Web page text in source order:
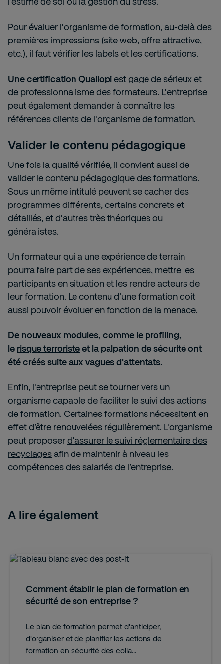
Pour évaluer l'organisme de formation, au-delà des
premières impressions (site web, offre attractive,
etc.), il faut vérifier les labels et les certifications.
Une certification Qualiopiest gage de sérieux et
de professionnalisme des formateurs. L'entreprise
peut également demander à connaître les
références clients de l'organisme de formation.
Valider le contenu pédagogique
Une fois la qualité vérifiée, il convient aussi de
valider le contenu pédagogique des formations.
Sous un même intitulé peuvent se cacher des
programmes différents, certains concrets et
détaillés, et d'autres très théoriques ou
généralistes.
Un formateur qui a une expérience de terrain
pourra faire part de ses expériences, mettre les
participants en situation et les rendre acteurs de
leur formation. Le contenu d’une formation doit
aussi pouvoir évoluer en fonction de la menace.
De nouveaux modules, comme le profiling,
le risque terroristeet la palpation de sécurité ont
été créés suite aux vagues d'attentats.
Enfin, l'entreprise peut se tourner vers un
organisme capable de faciliter le suivi des actions
de formation. Certaines formations nécessitent en
effet d’être renouvelées régulièrement. L'organisme
peut proposerd'assurer le suivi réglementaire des
recyclages afin de maintenir à niveau les
compétences des salariés de l’entreprise.
A lire également
Comment établir le plan de formation en
sécurité de son entreprise ?
Le plan de formation permet d'anticiper,
d'organiser et de planifier les actions de
formation en sécurité des colla...